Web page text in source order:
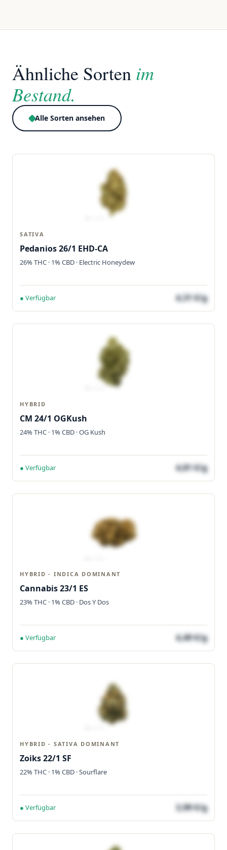
Ähnliche Sorten im
Bestand.
Alle Sorten ansehen
SATIVA
Pedanios 26/1 EHD-CA
26% THC · 1% CBD · Electric Honeydew
● Verfügbar 4,31 €/g
HYBRID
CM 24/1 OGKush
24% THC · 1% CBD · OG Kush
● Verfügbar 4,81 €/g
HYBRID - INDICA DOMINANT
Cannabis 23/1 ES
23% THC · 1% CBD · Dos Y Dos
● Verfügbar 4,49 €/g
HYBRID - SATIVA DOMINANT
Zoiks 22/1 SF
22% THC · 1% CBD · Sourflare
● Verfügbar 3,99 €/g